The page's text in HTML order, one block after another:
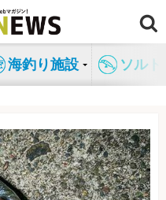
海釣り施設 ソル